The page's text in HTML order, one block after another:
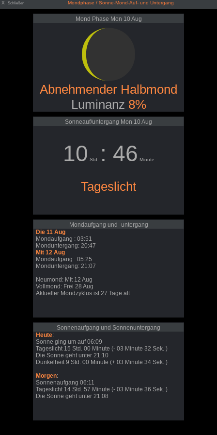
X Schließen Mondphase / Sonne-Mond-Auf- und Untergang
Mond Phase Mon 10 Aug
Abnehmender Halbmond
Luminanz 8%
Sonneauf/untergang Mon 10 Aug
10 Std. : 46 Minute
Tageslicht
Mondaufgang und -untergang
Die 11 Aug
Mondaufgang : 03:51
Monduntergang: 20:47
Mit 12 Aug
Mondaufgang : 05:25
Monduntergang: 21:07
Neumond: Mit 12 Aug
Vollmond: Frei 28 Aug
Aktueller Mondzyklus ist 27 Tage alt
Sonnenaufgang und Sonnenuntergang
Heute:
Sonne ging um auf 06:09
Tageslicht 15 Std. 00 Minute (- 03 Minute 32 Sek. )
Die Sonne geht unter 21:10
Dunkelheit 9 Std. 00 Minute (+ 03 Minute 34 Sek. )
Morgen:
Sonnenaufgang 06:11
Tageslicht 14 Std. 57 Minute (- 03 Minute 36 Sek. )
Die Sonne geht unter 21:08